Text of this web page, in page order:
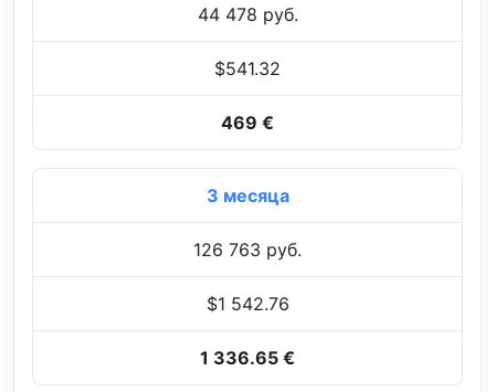
44 478 руб.
$541.32
469 €
3 месяца
126 763 руб.
$1 542.76
1 336.65 €